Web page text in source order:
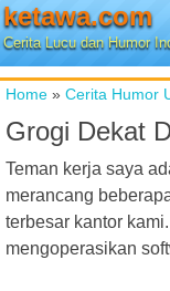
ketawa.com
Cerita Lucu dan Humor
Home » Cerita Humor
Grogi Dekat
Teman kerja saya
merancang
terbesar kantor
mengoperasikan